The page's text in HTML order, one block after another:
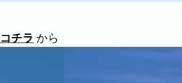
コチラ から